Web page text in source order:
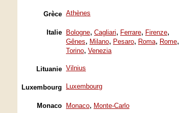
Grèce Athènes
Italie Bologne, Cagliari, Ferrare, Firenze,
Gênes, Milano, Pesaro, Roma, Rome,
Torino, Venezia
Lituanie Vilnius
Luxembourg Luxembourg
Monaco Monaco, Monte-Carlo